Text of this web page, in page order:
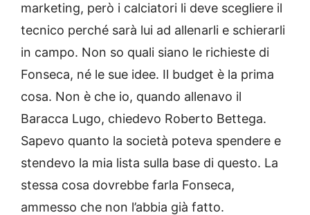
marketing, però i calciatori li deve scegliere il
tecnico perché sarà lui ad allenarli e schierarli
in campo. Non so quali siano le richieste di
Fonseca, né le sue idee. Il budget è la prima
cosa. Non è che io, quando allenavo il
Baracca Lugo, chiedevo Roberto Bettega.
Sapevo quanto la società poteva spendere e
stendevo la mia lista sulla base di questo. La
stessa cosa dovrebbe farla Fonseca,
ammesso che non l’abbia già fatto.